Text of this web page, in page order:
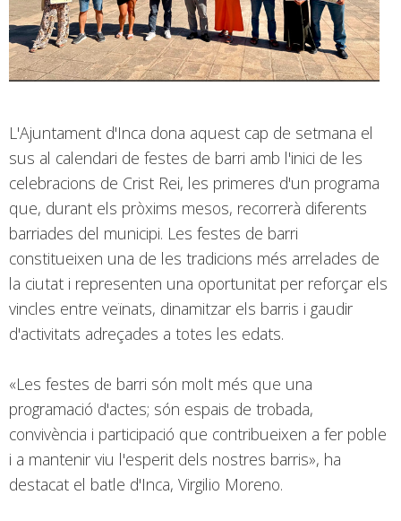
L'Ajuntament d'Inca dona aquest cap de setmana el
sus al calendari de festes de barri amb l'inici de les
celebracions de Crist Rei, les primeres d'un programa
que, durant els pròxims mesos, recorrerà diferents
barriades del municipi. Les festes de barri
constitueixen una de les tradicions més arrelades de
la ciutat i representen una oportunitat per reforçar els
vincles entre veïnats, dinamitzar els barris i gaudir
d'activitats adreçades a totes les edats.
«Les festes de barri són molt més que una
programació d'actes; són espais de trobada,
convivència i participació que contribueixen a fer poble
i a mantenir viu l'esperit dels nostres barris», ha
destacat el batle d'Inca, Virgilio Moreno.